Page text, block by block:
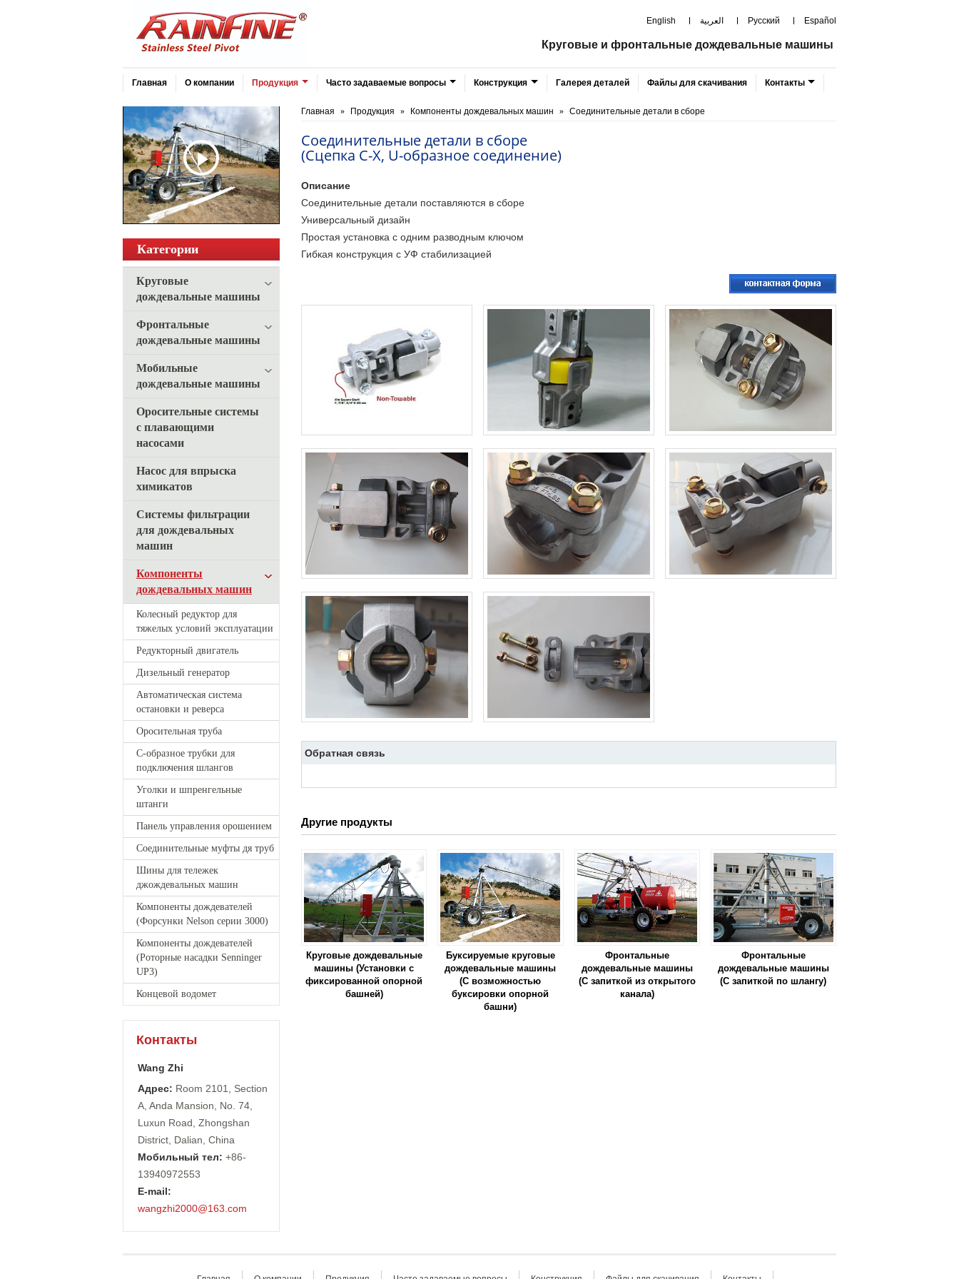
English العربية Русский Español
Круговые и фронтальные дождевальные машины
Главная О компании Продукция Часто задаваемые вопросы Конструкция Галерея деталей Файлы для скачивания Контакты
Главная Продукция Компоненты дождевальных машин Соединительные детали в сборе
Соединительные детали в сборе
(Сцепка C-X, U-образное соединение)
Описание
Соединительные детали поставляются в сборе
Универсальный дизайн
Простая установка с одним разводным ключом
Гибкая конструкция с УФ стабилизацией
Обратная связь
Другие продукты
Круговые дождевальные
машины (Установки с
фиксированной опорной
башней)
Буксируемые круговые
дождевальные машины
(С возможностью
буксировки опорной
башни)
Фронтальные
дождевальные машины
(С запиткой из открытого
канала)
Фронтальные
дождевальные машины
(С запиткой по шлангу)
Категории
Круговые
дождевальные машины
Фронтальные
дождевальные машины
Мобильные
дождевальные машины
Оросительные системы
с плавающими
насосами
Насос для впрыска
химикатов
Системы фильтрации
для дождевальных
машин
Компоненты
дождевальных машин
Колесный редуктор для
тяжелых условий эксплуатации
Редукторный двигатель
Дизельный генератор
Автоматическая система
остановки и реверса
Оросительная труба
C-образное трубки для
подключения шлангов
Уголки и шпренгельные
штанги
Панель управления орошением
Соединительные муфты дя труб
Шины для тележек
джождевальных машин
Компоненты дождевателей
(Форсунки Nelson серии 3000)
Компоненты дождевателей
(Роторные насадки Senninger
UP3)
Концевой водомет
Контакты
Wang Zhi
Адрес: Room 2101, Section
A, Anda Mansion, No. 74,
Luxun Road, Zhongshan
District, Dalian, China
Мобильный тел: +86-
13940972553
E-mail:
wangzhi2000@163.com